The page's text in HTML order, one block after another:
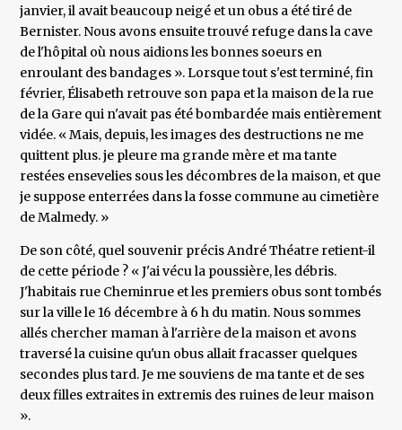
janvier, il avait beaucoup neigé et un obus a été tiré de
Bernister. Nous avons ensuite trouvé refuge dans la cave
de l'hôpital où nous aidions les bonnes soeurs en
enroulant des bandages ». Lorsque tout s'est terminé, fin
février, Élisabeth retrouve son papa et la maison de la rue
de la Gare qui n'avait pas été bombardée mais entièrement
vidée. « Mais, depuis, les images des destructions ne me
quittent plus. je pleure ma grande mère et ma tante
restées ensevelies sous les décombres de la maison, et que
je suppose enterrées dans la fosse commune au cimetière
de Malmedy. »
De son côté, quel souvenir précis André Théatre retient-il
de cette période ? « J'ai vécu la poussière, les débris.
J'habitais rue Cheminrue et les premiers obus sont tombés
sur la ville le 16 décembre à 6 h du matin. Nous sommes
allés chercher maman à l'arrière de la maison et avons
traversé la cuisine qu'un obus allait fracasser quelques
secondes plus tard. Je me souviens de ma tante et de ses
deux filles extraites in extremis des ruines de leur maison
».